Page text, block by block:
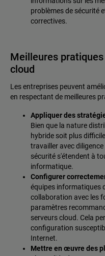
problèmes de sécurité
correctives.
Meilleures
cloud
Les entreprises peuvent
en respectant de meilleures
Appliquer des
Bien que la nature
hybride soit plus
travailler avec
sécurité s'étendent à
informatique.
Configurer
équipes informatiques
collaboration avec les
paramètres
serveurs cloud. Cela
configuration
Internet.
Mettre en œuvre des